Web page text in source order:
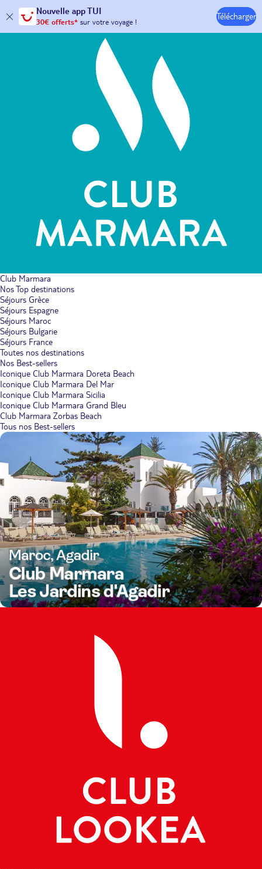
Nouvelle app TUI
30€ offerts*sur votre voyage !
Télécharger
Hôtels & Clubs
Club Marmara
Nos Top destinations
Séjours Grèce
Séjours Espagne
Séjours Maroc
Séjours Bulgarie
Séjours France
Toutes nos destinations
Nos Best-sellers
Iconique Club Marmara Doreta Beach
Iconique Club Marmara Del Mar
Iconique Club Marmara Sicilia
Iconique Club Marmara Grand Bleu
Club Marmara Zorbas Beach
Tous nos Best-sellers